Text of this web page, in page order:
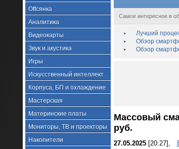
Offсянка
Аналитика
Видеокарты
Звук и акустика
Игры
Искусственный интеллект
Корпуса, БП и охлаждение
Мастерская
Материнские платы
Мониторы, ТВ и проекторы
Накопители
Самое интересное в
Лучший
Обзор
Обзор
Массовый
руб.
27.05.2025[20:27],